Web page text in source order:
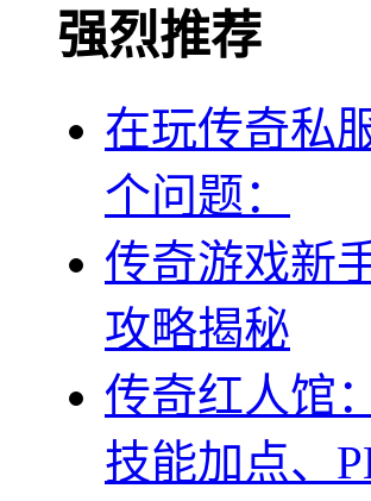
强烈推荐
在玩传奇私
个问题：
传奇游戏新
攻略揭秘
传奇红人馆
技能加点、